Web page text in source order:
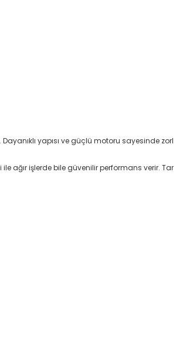
yapısı ve güçlü motoru sayesinde zorl
ağır işlerde bile güvenilir performans verir. Tar